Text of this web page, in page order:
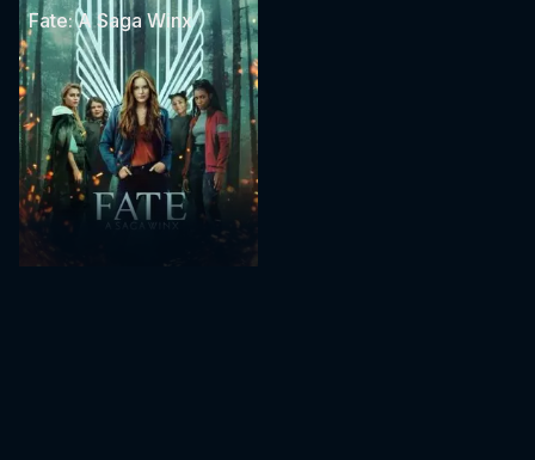
Fate: A Saga Winx